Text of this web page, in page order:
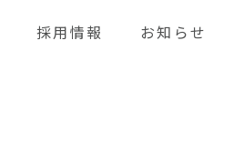
採用情報 お知らせ